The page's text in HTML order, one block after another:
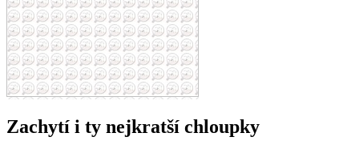
Zachytí i ty nejkratší chloupky